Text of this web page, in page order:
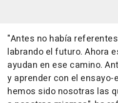
"Antes no había
labrando el futuro. Ahora
ayudan en ese camino.
y aprender con el ensayo-
hemos sido nosotras las